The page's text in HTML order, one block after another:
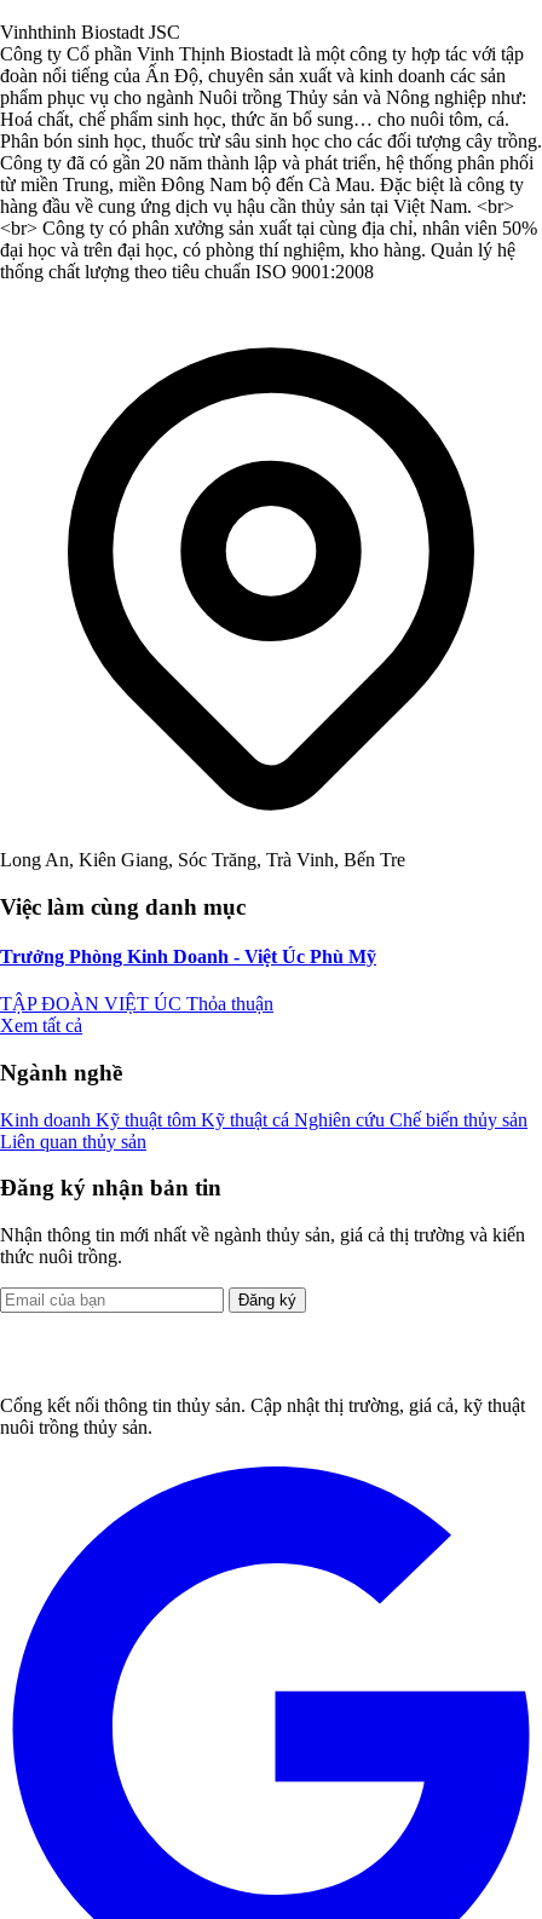
Vinhthinh Biostadt JSC
Công ty Cổ phần Vinh Thịnh Biostadt là một công ty hợp tác với tập
đoàn nổi tiếng của Ấn Độ, chuyên sản xuất và kinh doanh các sản
phẩm phục vụ cho ngành Nuôi trồng Thủy sản và Nông nghiệp như:
Hoá chất, chế phẩm sinh học, thức ăn bổ sung… cho nuôi tôm, cá.
Phân bón sinh học, thuốc trừ sâu sinh học cho các đối tượng cây trồng.
Công ty đã có gần 20 năm thành lập và phát triển, hệ thống phân phối
từ miền Trung, miền Đông Nam bộ đến Cà Mau. Đặc biệt là công ty
hàng đầu về cung ứng dịch vụ hậu cần thủy sản tại Việt Nam. <br>
<br> Công ty có phân xưởng sản xuất tại cùng địa chỉ, nhân viên 50%
đại học và trên đại học, có phòng thí nghiệm, kho hàng. Quản lý hệ
thống chất lượng theo tiêu chuẩn ISO 9001:2008
Long An, Kiên Giang, Sóc Trăng, Trà Vinh, Bến Tre
Việc làm cùng danh mục
Trưởng Phòng Kinh Doanh - Việt Úc Phù Mỹ
TẬP ĐOÀN VIỆT ÚC Thỏa thuận
Xem tất cả
Ngành nghề
Kinh doanh Kỹ thuật tôm Kỹ thuật cá Nghiên cứu Chế biến thủy sản
Liên quan thủy sản
Đăng ký nhận bản tin
Nhận thông tin mới nhất về ngành thủy sản, giá cả thị trường và kiến
thức nuôi trồng.
Đăng ký
Cổng kết nối thông tin thủy sản. Cập nhật thị trường, giá cả, kỹ thuật
nuôi trồng thủy sản.